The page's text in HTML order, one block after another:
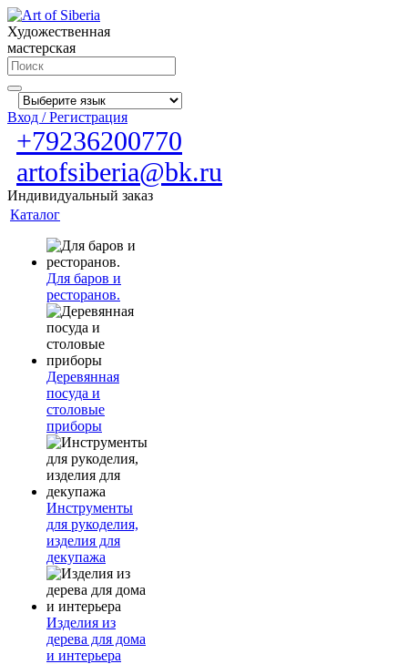
Художественная
мастерская
Вход / Регистрация
+79236200770
artofsiberia@bk.ru
Индивидуальный заказ
Каталог
Для баров и
ресторанов.
Деревянная
посуда и
столовые
приборы
Инструменты
для рукоделия,
изделия для
декупажа
Изделия из
дерева для дома
и интерьера